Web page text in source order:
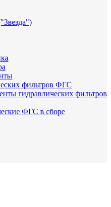
фильтров ФГС
гидравлических фильтров
ФГС в сборе